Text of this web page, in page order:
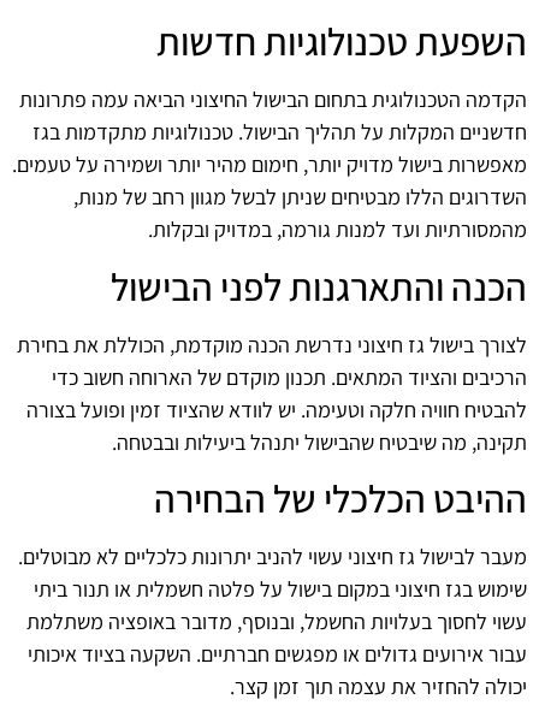
השפעת טכנולוגיות חדשות
הקדמה הטכנולוגית בתחום הבישול החיצוני הביאה עמה פתרונות
חדשניים המקלות על תהליך הבישול. טכנולוגיות מתקדמות בגז
מאפשרות בישול מדויק יותר, חימום מהיר יותר ושמירה על טעמים.
השדרוגים הללו מבטיחים שניתן לבשל מגוון רחב של מנות,
מהמסורתיות ועד למנות גורמה, במדויק ובקלות.
הכנה והתארגנות לפני הבישול
לצורך בישול גז חיצוני נדרשת הכנה מוקדמת, הכוללת את בחירת
הרכיבים והציוד המתאים. תכנון מוקדם של הארוחה חשוב כדי
להבטיח חוויה חלקה וטעימה. יש לוודא שהציוד זמין ופועל בצורה
תקינה, מה שיבטיח שהבישול יתנהל ביעילות ובבטחה.
ההיבט הכלכלי של הבחירה
מעבר לבישול גז חיצוני עשוי להניב יתרונות כלכליים לא מבוטלים.
שימוש בגז חיצוני במקום בישול על פלטה חשמלית או תנור ביתי
עשוי לחסוך בעלויות החשמל, ובנוסף, מדובר באופציה משתלמת
עבור אירועים גדולים או מפגשים חברתיים. השקעה בציוד איכותי
יכולה להחזיר את עצמה תוך זמן קצר.